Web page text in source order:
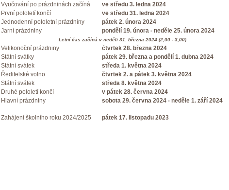
Vyučování po prázdninách začíná
ve středu 3. ledna 2024
První pololetí končí
ve středu 31. ledna 2024
Jednodenní pololetní prázdniny
pátek 2. února 2024
Jarní prázdniny
pondělí 19. února - neděle 25. února 2024
Letní čas začíná v neděli 31. března 2024 (2,00 - 3,00)
Velikonoční prázdniny
čtvrtek 28. března 2024
Státní svátky
pátek 29. března a pondělí 1. dubna 2024
Státní svátek
středa 1. května 2024
Ředitelské volno
čtvrtek 2. a pátek 3. května 2024
Státní svátek
středa 8. května 2024
Druhé pololetí končí
v pátek 28. června 2024
Hlavní prázdniny
sobota 29. června 2024 - neděle 1. září 2024
Zahájení školního roku 2024/2025 pátek 17. listopadu 2023